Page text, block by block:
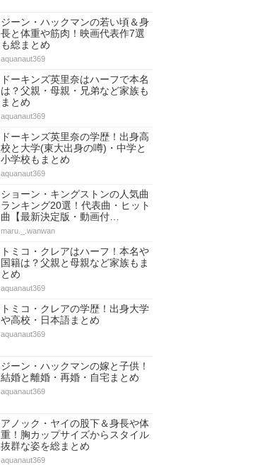
ジーン・ハックマンの若い頃＆身
長と体重や筋肉！映画代表作7選
も総まとめ
aquanaut369
ドーキンズ英里奈はハーフで本名
は？父親・母親・兄弟など家族も
まとめ
aquanaut369
ドーキンズ英里奈の学歴！出身高
校と大学(東大出身の噂)・中学と
小学校もまとめ
aquanaut369
ショーン・キングストンの人気曲
ランキング20選！代表曲・ヒット
曲【最新決定版・動画付…
maru._.wanwan
トミコ・クレアはハーフ！本名や
国籍は？父親と母親など家族もま
とめ
aquanaut369
トミコ・クレアの学歴！出身大学
や高校・日本語まとめ
aquanaut369
ジーン・ハックマンの嫁と子供！
結婚と離婚・再婚・自宅まとめ
aquanaut369
アノック・ヤイの股下＆身長や体
重！胸カップサイズからスタイル
抜群な姿を総まとめ
aquanaut369